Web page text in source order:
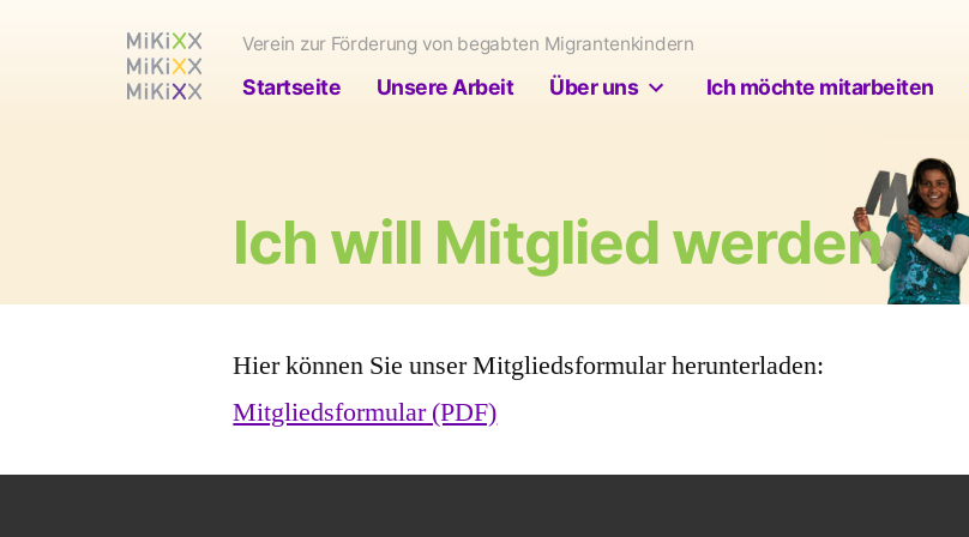
Verein zur Förderung von begabten Migrantenkindern
Startseite Unsere Arbeit Über uns Ich möchte mitarbeiten
Ich will Mitglied werden
Hier können Sie unser Mitgliedsformular herunterladen:
Mitgliedsformular (PDF)